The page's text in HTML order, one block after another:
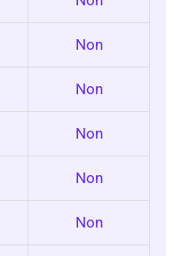
Non
Non
Non
Non
Non